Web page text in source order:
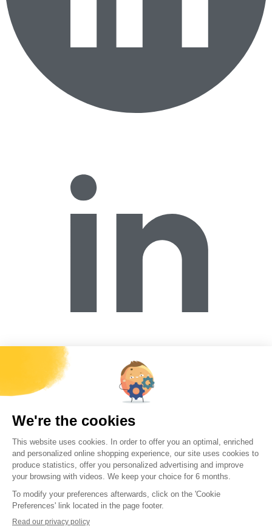
Forécreu Materials Co., Ltd.
B406/B407, 16B, N8 Xihu Road, Wujin District, Changzhou City,
Jiangsu, china@forecreu.com.cn +86(0) 519 86225260
在福雷孔工作 联系我们 资源
世界库存 美国库存 可行性模拟器 销售条款和条件
福雷孔所有新闻